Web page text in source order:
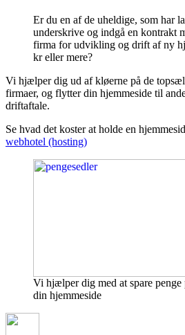
Er du en af de uheldige, som har
underskrive og indgå en kontrakt
firma for udvikling og drift af ny
kr eller mere?
Vi hjælper dig ud af kløerne på de
firmaer, og flytter din hjemmeside til
driftaftale.
Se hvad det koster at holde en
webhotel (hosting)
Vi hjælper dig med at spare penge
din hjemmeside